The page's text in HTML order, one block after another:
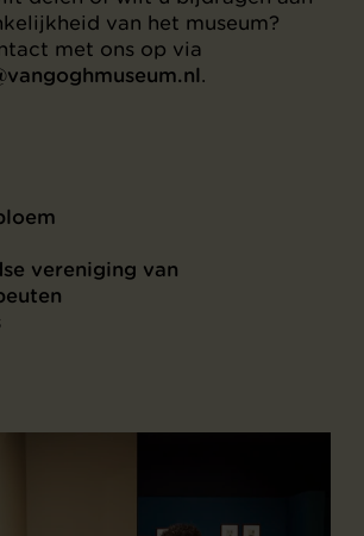
van het museum?
met ons op via
.
vereniging van